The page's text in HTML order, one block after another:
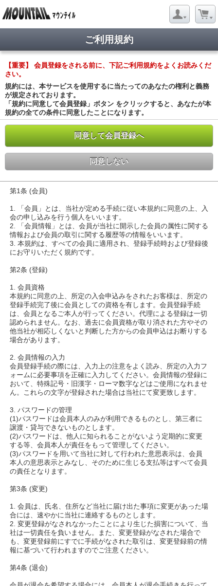
ご利用規約
【重要】 会員登録をされる前に、下記ご利用規約をよくお読みくだ
さい。
規約には、本サービスを使用するに当たってのあなたの権利と義務
が規定されております。
「規約に同意して会員登録」ボタン をクリックすると、あなたが本
規約の全ての条件に同意したことになります。
同意して会員登録へ
同意しない
第1条 (会員)
1. 「会員」とは、当社が定める手続に従い本規約に同意の上、入
会の申し込みを行う個人をいいます。
2. 「会員情報」とは、会員が当社に開示した会員の属性に関する
情報および会員の取引に関する履歴等の情報をいいます。
3. 本規約は、すべての会員に適用され、登録手続時および登録後
にお守りいただく規約です。
第2条 (登録)
1. 会員資格
本規約に同意の上、所定の入会申込みをされたお客様は、所定の
登録手続完了後に会員としての資格を有します。会員登録手続
は、会員となるご本人が行ってください。代理による登録は一切
認められません。なお、過去に会員資格が取り消された方やその
他当社が相応しくないと判断した方からの会員申込はお断りする
場合があります。
2. 会員情報の入力
会員登録手続の際には、入力上の注意をよく読み、所定の入力フ
ォームに必要事項を正確に入力してください。会員情報の登録に
おいて、特殊記号・旧漢字・ローマ数字などはご使用になれませ
ん。これらの文字が登録された場合は当社にて変更致します。
3. パスワードの管理
(1)パスワードは会員本人のみが利用できるものとし、第三者に
譲渡・貸与できないものとします。
(2)パスワードは、他人に知られることがないよう定期的に変更
する等、会員本人が責任をもって管理してください。
(3)パスワードを用いて当社に対して行われた意思表示は、会員
本人の意思表示とみなし、そのために生じる支払等はすべて会員
の責任となります。
第3条 (変更)
1. 会員は、氏名、住所など当社に届け出た事項に変更があった場
合には、速やかに当社に連絡するものとします。
2. 変更登録がなされなかったことにより生じた損害について、当
社は一切責任を負いません。また、変更登録がなされた場合で
も、変更登録前にすでに手続がなされた取引は、変更登録前の情
報に基づいて行われますのでご注意ください。
第4条 (退会)